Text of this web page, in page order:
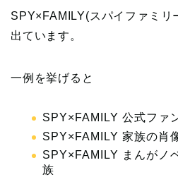
SPY×FAMILY(スパイファミリ
出ています。
一例を挙げると
SPY×FAMILY 公式ファ
SPY×FAMILY 家族の肖
SPY×FAMILY まんがノ
族